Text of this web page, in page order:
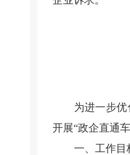
为进一步
开展“政企直通
一、工作目